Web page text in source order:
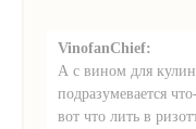
VinofanChief:
А с вином для
подразумевается
вот что лить в